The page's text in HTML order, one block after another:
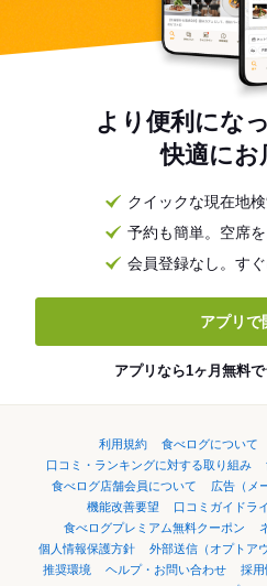
より便利にな
快適にお
クイックな現在地
予約も簡単。空席
会員登録なし。す
アプリで
アプリなら1ヶ月無料
利用規約 食べログについて
口コミ・ランキングに対する取り組み
食べログ店舗会員について
広告（メ
機能改善要望
口コミガイドラ
食べログプレミアム無料クーポン
個人情報保護方針
外部送信（オプトアウ
推奨環境
ヘルプ・お問い合わせ 採用